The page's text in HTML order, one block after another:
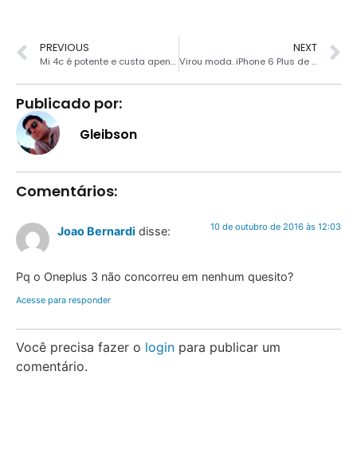
PREVIOUS
Mi 4c é potente e custa apenas R$399
NEXT
Virou moda. iPhone 6 Plus de estudante explode.
Publicado por:
Gleibson
Comentários:
Joao Bernardi disse: 10 de outubro de 2016 às 12:03
Pq o Oneplus 3 não concorreu em nenhum quesito?
Acesse para responder
Você precisa fazer o login para publicar um
comentário.